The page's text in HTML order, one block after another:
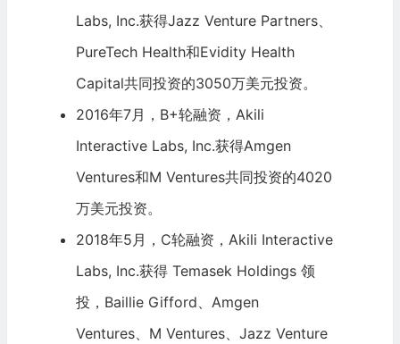
Labs, Inc.获得Jazz Venture Partners、
PureTech Health和Evidity Health
Capital共同投资的3050万美元投资。
2016年7月，B+轮融资，Akili
Interactive Labs, Inc.获得Amgen
Ventures和M Ventures共同投资的4020
万美元投资。
2018年5月，C轮融资，Akili Interactive
Labs, Inc.获得 Temasek Holdings领
投， Baillie Gifford、Amgen
Ventures、M Ventures、Jazz Venture